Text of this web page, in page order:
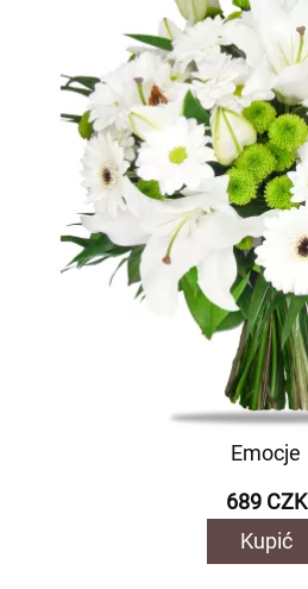
Emocje
689 CZK
Kupić